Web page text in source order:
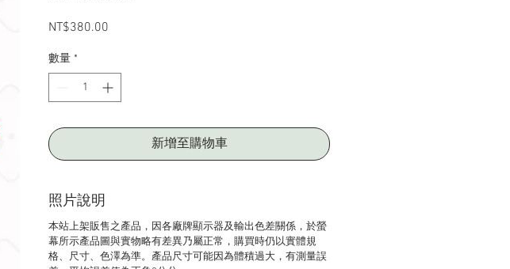
NT$380.00
數量 *
新增至購物車
照片說明
本站上架販售之產品，因各廠牌顯示器及輸出色差關係，於螢
幕所示產品圖與實物略有差異乃屬正常，購買時仍以實體規
格、尺寸、色澤為準。產品尺寸可能因為體積過大，有測量誤